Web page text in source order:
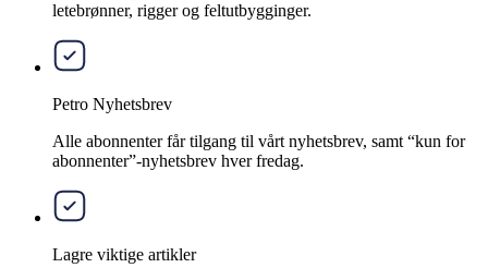
letebrønner, rigger og feltutbygginger.
Petro Nyhetsbrev
Alle abonnenter får tilgang til vårt nyhetsbrev, samt “kun for
abonnenter”-nyhetsbrev hver fredag.
Lagre viktige artikler